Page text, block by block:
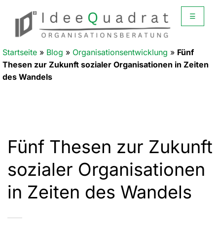
☰
Startseite » Blog » Organisationsentwicklung » Fünf
Thesen zur Zukunft sozialer Organisationen in Zeiten
des Wandels
Fünf Thesen zur Zukunft
sozialer Organisationen
in Zeiten des Wandels